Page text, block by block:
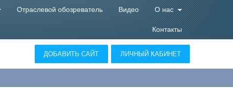
Отраслевой обозреватель Видео О нас
Контакты
ДОБАВИТЬ САЙТ ЛИЧНЫЙ КАБИНЕТ